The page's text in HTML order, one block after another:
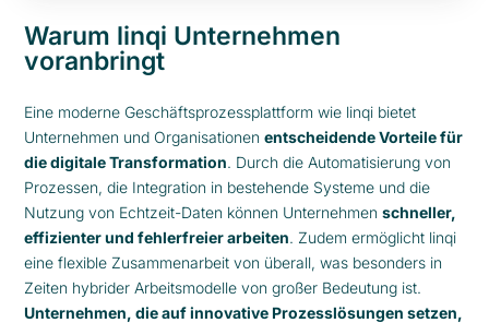
Warum linqi Unternehmen
voranbringt
Eine moderne Geschäftsprozessplattform wie linqi bietet
Unternehmen und Organisationenentscheidende Vorteile für
die digitale Transformation. Durch die Automatisierung von
Prozessen, die Integration in bestehende Systeme und die
Nutzung von Echtzeit-Daten können Unternehmenschneller,
effizienter und fehlerfreier arbeiten. Zudem ermöglicht linqi
eine flexible Zusammenarbeit von überall, was besonders in
Zeiten hybrider Arbeitsmodelle von großer Bedeutung ist.
Unternehmen, die auf innovative Prozesslösungen setzen,